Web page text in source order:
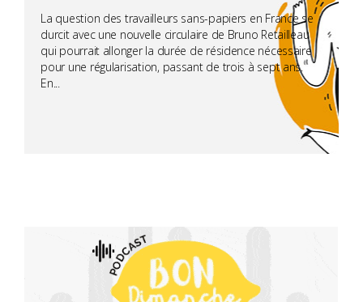
La question des travailleurs sans-papiers en France se
durcit avec une nouvelle circulaire de Bruno Retailleau
qui pourrait allonger la durée de résidence nécessaire
pour une régularisation, passant de trois à sept ans.
En...